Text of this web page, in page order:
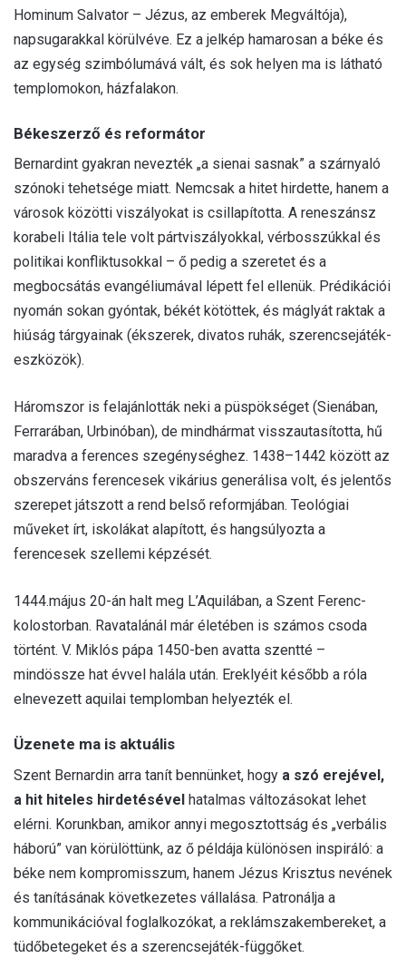
Hominum Salvator – Jézus, az emberek Megváltója),
napsugarakkal körülvéve. Ez a jelkép hamarosan a béke és
az egység szimbólumává vált, és sok helyen ma is látható
templomokon, házfalakon.
Békeszerző és reformátor
Bernardint gyakran nevezték „a sienai sasnak” a szárnyaló
szónoki tehetsége miatt. Nemcsak a hitet hirdette, hanem a
városok közötti viszályokat is csillapította. A reneszánsz
korabeli Itália tele volt pártviszályokkal, vérbosszúkkal és
politikai konfliktusokkal – ő pedig a szeretet és a
megbocsátás evangéliumával lépett fel ellenük. Prédikációi
nyomán sokan gyóntak, békét kötöttek, és máglyát raktak a
hiúság tárgyainak (ékszerek, divatos ruhák, szerencsejáték-
eszközök).
Háromszor is felajánlották neki a püspökséget (Sienában,
Ferrarában, Urbinóban), de mindhármat visszautasította, hű
maradva a ferences szegénységhez. 1438–1442 között az
obszerváns ferencesek vikárius generálisa volt, és jelentős
szerepet játszott a rend belső reformjában. Teológiai
műveket írt, iskolákat alapított, és hangsúlyozta a
ferencesek szellemi képzését.
1444.május 20-án halt meg L’Aquilában, a Szent Ferenc-
kolostorban. Ravatalánál már életében is számos csoda
történt. V. Miklós pápa 1450-ben avatta szentté –
mindössze hat évvel halála után. Ereklyéit később a róla
elnevezett aquilai templomban helyezték el.
Üzenete ma is aktuális
Szent Bernardin arra tanít bennünket, hogy a szó erejével,
a hit hiteles hirdetésével hatalmas változásokat lehet
elérni. Korunkban, amikor annyi megosztottság és „verbális
háború” van körülöttünk, az ő példája különösen inspiráló: a
béke nem kompromisszum, hanem Jézus Krisztus nevének
és tanításának következetes vállalása. Patronálja a
kommunikációval foglalkozókat, a reklámszakembereket, a
tüdőbetegeket és a szerencsejáték-függőket.